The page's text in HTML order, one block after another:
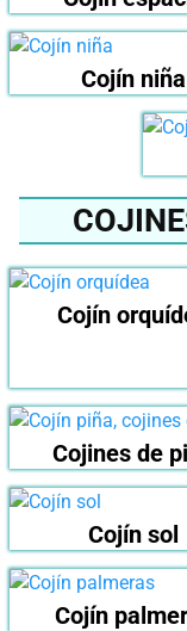
Cojín niña
Cojín
Cojines de
Cojín sol
Cojín